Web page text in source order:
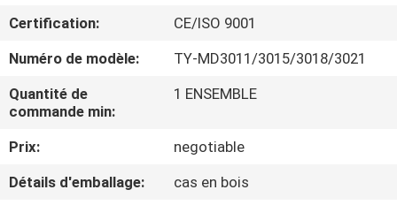
À
DE
NOUS
VISITE
D'USINE
Certification:
CE/ISO 9001
Numéro de modèle:
TY-MD3011/3015/3018/3021
Quantité de
commande min:
1 ENSEMBLE
Prix:
negotiable
Détails d'emballage:
cas en bois